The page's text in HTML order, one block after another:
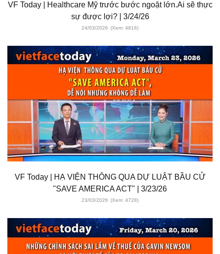
VF Today | Healthcare Mỹ trước bước ngoặt lớn.Ai sẽ thực
sự được lợi? | 3/24/26
24/03/2026 (Xem: 4816)
VF Today | HẠ VIỆN THÔNG QUA DỰ LUẬT BẦU CỬ
"SAVE AMERICA ACT" | 3/23/26
23/03/2026 (Xem: 4728)